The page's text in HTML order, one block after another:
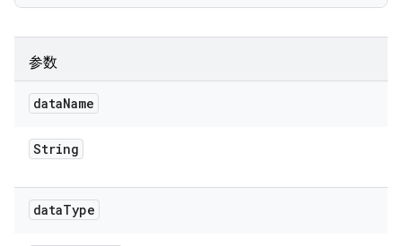
参数
dataName
String
dataType